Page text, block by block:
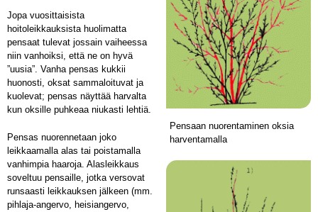
Jopa vuosittaisista
hoitoleikkauksista huolimatta
pensaat tulevat jossain vaiheessa
niin vanhoiksi, että ne on hyvä
”uusia”. Vanha pensas kukkii
huonosti, oksat sammaloituvat ja
kuolevat; pensas näyttää harvalta
kun oksille puhkeaa niukasti lehtiä.
Pensas nuorennetaan joko
leikkaamalla alas tai poistamalla
vanhimpia haaroja. Alasleikkaus
soveltuu pensaille, jotka versovat
runsaasti leikkauksen jälkeen (mm.
pihlaja-angervo, heisiangervo,
Pensaan nuorentaminen oksia
harventamalla